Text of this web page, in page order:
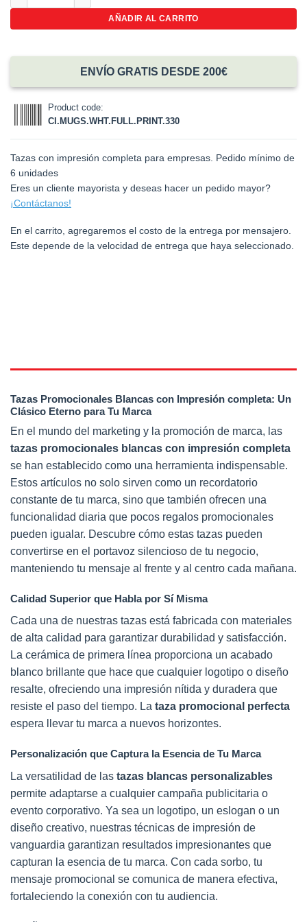
AÑADIR AL CARRITO
ENVÍO GRATIS DESDE 200€
Product code:
CI.MUGS.WHT.FULL.PRINT.330
Tazas con impresión completa para empresas. Pedido mínimo de
6 unidades
Eres un cliente mayorista y deseas hacer un pedido mayor?
¡Contáctanos!
En el carrito, agregaremos el costo de la entrega por mensajero.
Este depende de la velocidad de entrega que haya seleccionado.
Tazas Promocionales Blancas con Impresión completa: Un
Clásico Eterno para Tu Marca
En el mundo del marketing y la promoción de marca, las
tazas promocionales blancas con impresión completa
se han establecido como una herramienta indispensable.
Estos artículos no solo sirven como un recordatorio
constante de tu marca, sino que también ofrecen una
funcionalidad diaria que pocos regalos promocionales
pueden igualar. Descubre cómo estas tazas pueden
convertirse en el portavoz silencioso de tu negocio,
manteniendo tu mensaje al frente y al centro cada mañana.
Calidad Superior que Habla por Sí Misma
Cada una de nuestras tazas está fabricada con materiales
de alta calidad para garantizar durabilidad y satisfacción.
La cerámica de primera línea proporciona un acabado
blanco brillante que hace que cualquier logotipo o diseño
resalte, ofreciendo una impresión nítida y duradera que
resiste el paso del tiempo. La taza promocional perfecta
espera llevar tu marca a nuevos horizontes.
Personalización que Captura la Esencia de Tu Marca
La versatilidad de las tazas blancas personalizables
permite adaptarse a cualquier campaña publicitaria o
evento corporativo. Ya sea un logotipo, un eslogan o un
diseño creativo, nuestras técnicas de impresión de
vanguardia garantizan resultados impresionantes que
capturan la esencia de tu marca. Con cada sorbo, tu
mensaje promocional se comunica de manera efectiva,
fortaleciendo la conexión con tu audiencia.